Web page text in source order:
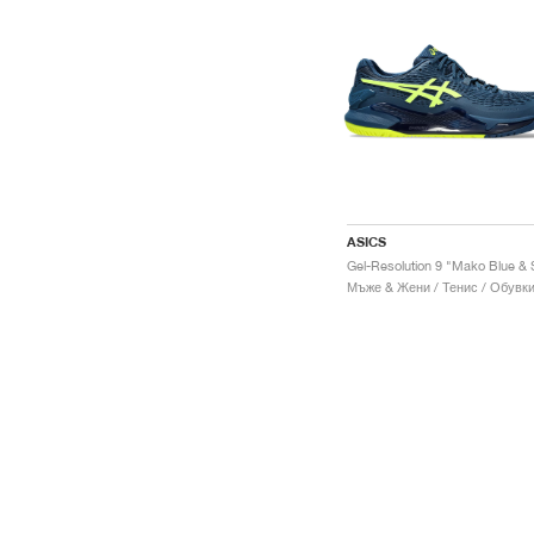
ASICS
Мъже & Жени / Тенис / Обувки